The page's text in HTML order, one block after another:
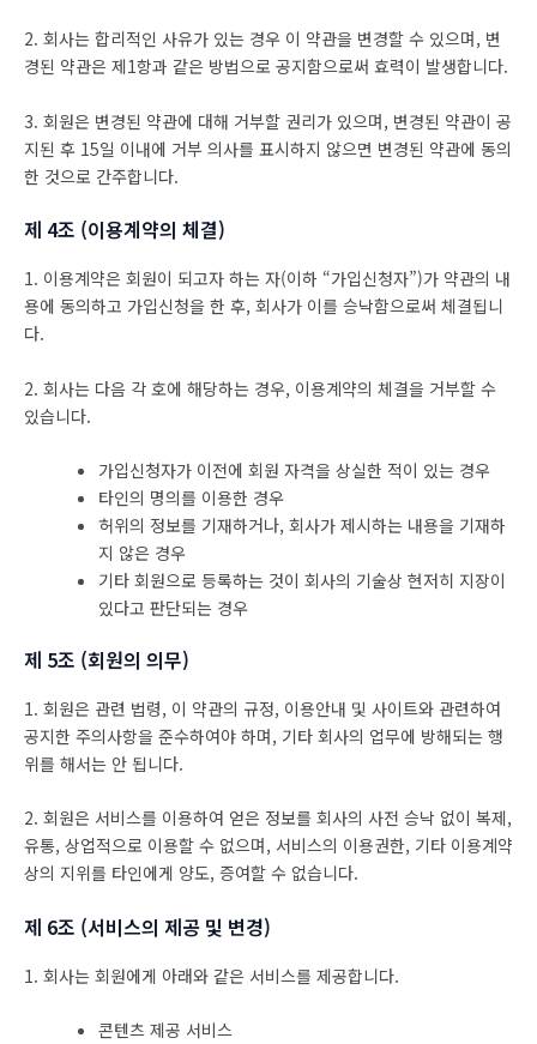
2. 회사는 합리적인 사유가 있는 경우 이 약관을 변경할 수 있으며, 변
경된 약관은 제1항과 같은 방법으로 공지함으로써 효력이 발생합니다.
3. 회원은 변경된 약관에 대해 거부할 권리가 있으며, 변경된 약관이 공
지된 후 15일 이내에 거부 의사를 표시하지 않으면 변경된 약관에 동의
한 것으로 간주합니다.
제 4조 (이용계약의 체결)
1. 이용계약은 회원이 되고자 하는 자(이하 “가입신청자”)가 약관의 내
용에 동의하고 가입신청을 한 후, 회사가 이를 승낙함으로써 체결됩니
다.
2. 회사는 다음 각 호에 해당하는 경우, 이용계약의 체결을 거부할 수
있습니다.
가입신청자가 이전에 회원 자격을 상실한 적이 있는 경우
타인의 명의를 이용한 경우
허위의 정보를 기재하거나, 회사가 제시하는 내용을 기재하
지 않은 경우
기타 회원으로 등록하는 것이 회사의 기술상 현저히 지장이
있다고 판단되는 경우
제 5조 (회원의 의무)
1. 회원은 관련 법령, 이 약관의 규정, 이용안내 및 사이트와 관련하여
공지한 주의사항을 준수하여야 하며, 기타 회사의 업무에 방해되는 행
위를 해서는 안 됩니다.
2. 회원은 서비스를 이용하여 얻은 정보를 회사의 사전 승낙 없이 복제,
유통, 상업적으로 이용할 수 없으며, 서비스의 이용권한, 기타 이용계약
상의 지위를 타인에게 양도, 증여할 수 없습니다.
제 6조 (서비스의 제공 및 변경)
1. 회사는 회원에게 아래와 같은 서비스를 제공합니다.
콘텐츠 제공 서비스